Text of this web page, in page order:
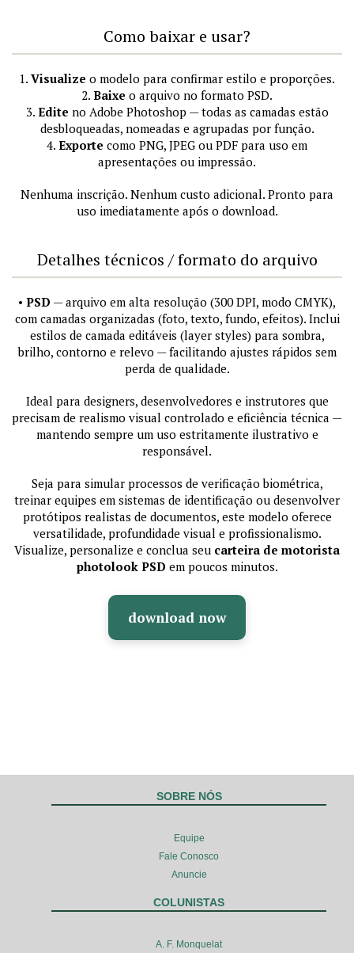
Como baixar e usar?
1. Visualize o modelo para confirmar estilo e proporções.
2. Baixe o arquivo no formato PSD.
3. Edite no Adobe Photoshop — todas as camadas estão
desbloqueadas, nomeadas e agrupadas por função.
4. Exporte como PNG, JPEG ou PDF para uso em
apresentações ou impressão.
Nenhuma inscrição. Nenhum custo adicional. Pronto para
uso imediatamente após o download.
Detalhes técnicos / formato do arquivo
• PSD — arquivo em alta resolução (300 DPI, modo CMYK),
com camadas organizadas (foto, texto, fundo, efeitos). Inclui
estilos de camada editáveis (layer styles) para sombra,
brilho, contorno e relevo — facilitando ajustes rápidos sem
perda de qualidade.
Ideal para designers, desenvolvedores e instrutores que
precisam de realismo visual controlado e eficiência técnica —
mantendo sempre um uso estritamente ilustrativo e
responsável.
Seja para simular processos de verificação biométrica,
treinar equipes em sistemas de identificação ou desenvolver
protótipos realistas de documentos, este modelo oferece
versatilidade, profundidade visual e profissionalismo.
Visualize, personalize e conclua seu carteira de motorista
photolook PSD em poucos minutos.
download now
SOBRE NÓS
Equipe
Fale Conosco
Anuncie
COLUNISTAS
A. F. Monquelat